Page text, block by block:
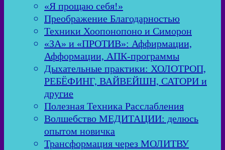
«Я прощаю себя!»
Преображение Благодарностью
Техники Хоопонопоно и Симорон
«ЗА» и «ПРОТИВ»: Аффирмации,
Афформации, АПК-программы
Дыхательные практики: ХОЛОТРОП,
РЕБЁФИНГ, ВАЙВЕЙШН, САТОРИ и
другие
Полезная Техника Расслабления
Волшебство МЕДИТАЦИИ: делюсь
опытом новичка
Трансформация через МОЛИТВУ